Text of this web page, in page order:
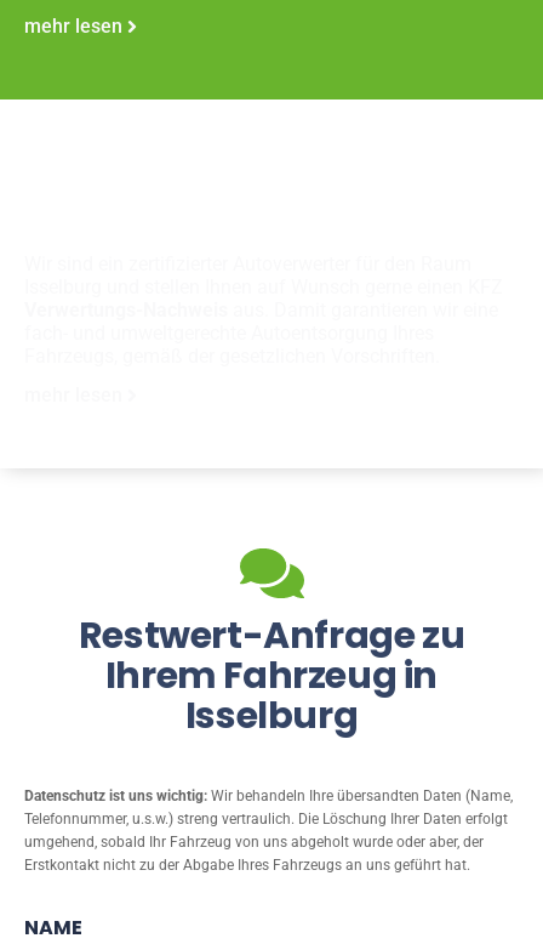
mehr lesen
Restwert-Anfrage zu
Ihrem Fahrzeug in
Isselburg
Datenschutz ist uns wichtig: Wir behandeln Ihre übersandten Daten (Name,
Telefonnummer, u.s.w.) streng vertraulich. Die Löschung Ihrer Daten erfolgt
umgehend, sobald Ihr Fahrzeug von uns abgeholt wurde oder aber, der
Erstkontakt nicht zu der Abgabe Ihres Fahrzeugs an uns geführt hat.
NAME